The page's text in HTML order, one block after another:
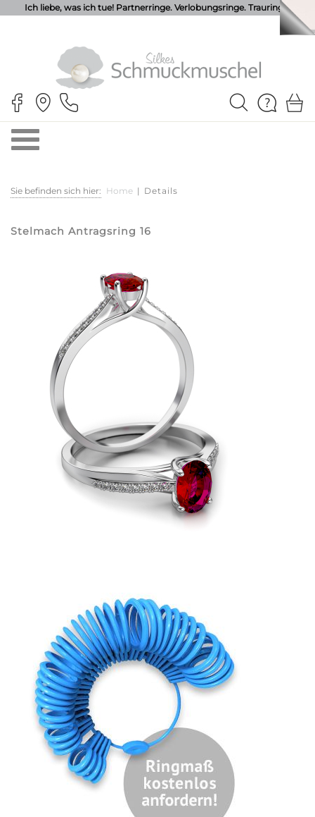
Ich liebe, was ich tue! Partnerringe. Verlobungsringe. Trauringe.
Sie befinden sich hier: Home | Details
Stelmach Antragsring 16